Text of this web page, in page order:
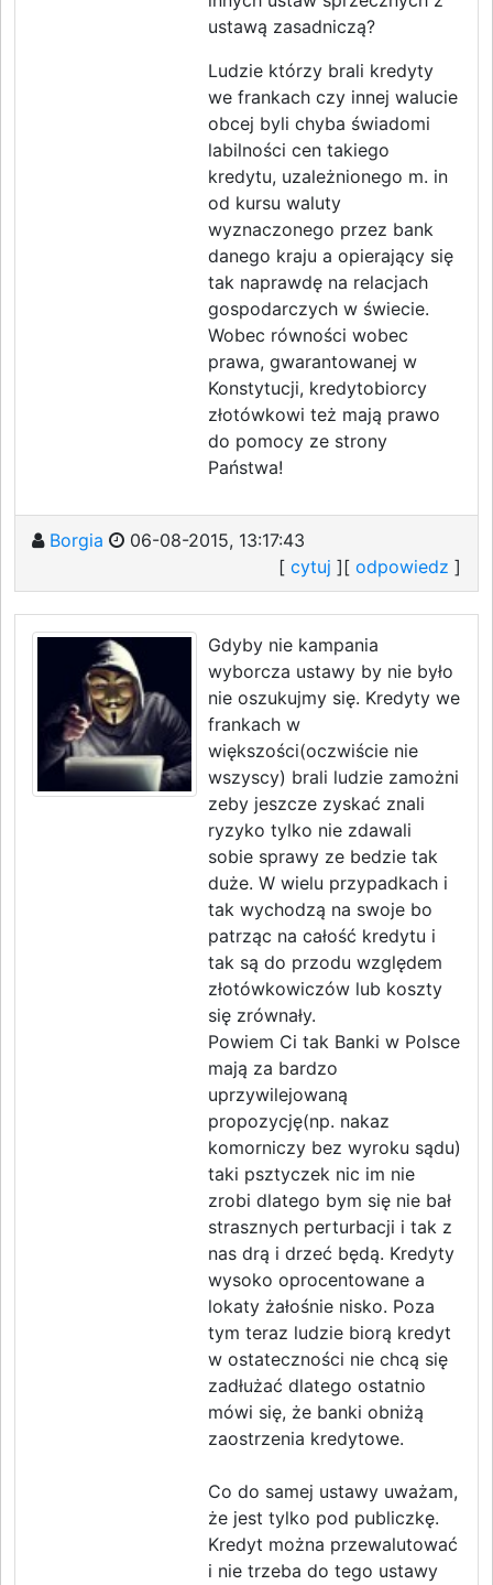
ustawą zasadniczą?
Ludzie którzy brali kredyty
we frankach czy innej walucie
obcej byli chyba świadomi
labilności cen takiego
kredytu, uzależnionego m. in
od kursu waluty
wyznaczonego przez bank
danego kraju a opierający się
tak naprawdę na relacjach
gospodarczych w świecie.
Wobec równości wobec
prawa, gwarantowanej w
Konstytucji, kredytobiorcy
złotówkowi też mają prawo
do pomocy ze strony
Państwa!
Borgia
06-08-2015, 13:17:43
[ cytuj ][ odpowiedz ]
Gdyby nie kampania
wyborcza ustawy by nie było
nie oszukujmy się. Kredyty we
frankach w
większości(oczwiście nie
wszyscy) brali ludzie zamożni
zeby jeszcze zyskać znali
ryzyko tylko nie zdawali
sobie sprawy ze bedzie tak
duże. W wielu przypadkach i
tak wychodzą na swoje bo
patrząc na całość kredytu i
tak są do przodu względem
złotówkowiczów lub koszty
się zrównały.
Powiem Ci tak Banki w Polsce
mają za bardzo
uprzywilejowaną
propozycję(np. nakaz
komorniczy bez wyroku sądu)
taki psztyczek nic im nie
zrobi dlatego bym się nie bał
strasznych perturbacji i tak z
nas drą i drzeć będą. Kredyty
wysoko oprocentowane a
lokaty żałośnie nisko. Poza
tym teraz ludzie biorą kredyt
w ostateczności nie chcą się
zadłużać dlatego ostatnio
mówi się, że banki obniżą
zaostrzenia kredytowe.
Co do samej ustawy uważam,
że jest tylko pod publiczkę.
Kredyt można przewalutować
i nie trzeba do tego ustawy